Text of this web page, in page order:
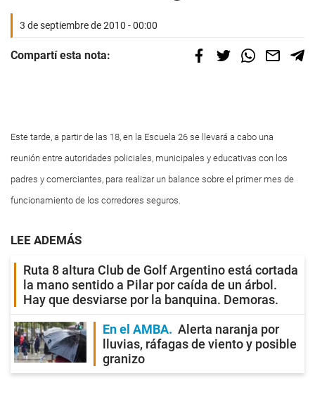
3 de septiembre de 2010 - 00:00
Compartí esta nota:
Este tarde, a partir de las 18, en la Escuela 26 se llevará a cabo una
reunión entre autoridades policiales, municipales y educativas con los
padres y comerciantes, para realizar un balance sobre el primer mes de
funcionamiento de los corredores seguros.
LEE ADEMÁS
Ruta 8 altura Club de Golf Argentino está cortada
la mano sentido a Pilar por caída de un árbol.
Hay que desviarse por la banquina. Demoras.
En el AMBA
Alerta naranja por
lluvias, ráfagas de viento y posible
granizo